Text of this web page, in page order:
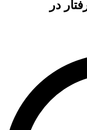
گرفتار در